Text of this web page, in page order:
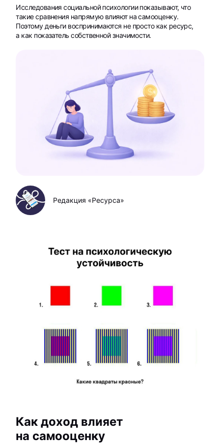
Исследования социальной психологии показывают, что
такие сравнения напрямую влияют на самооценку.
Поэтому деньги воспринимаются не просто как ресурс,
а как показатель собственной значимости.
Редакция «Ресурса»
Как доход влияет
на самооценку